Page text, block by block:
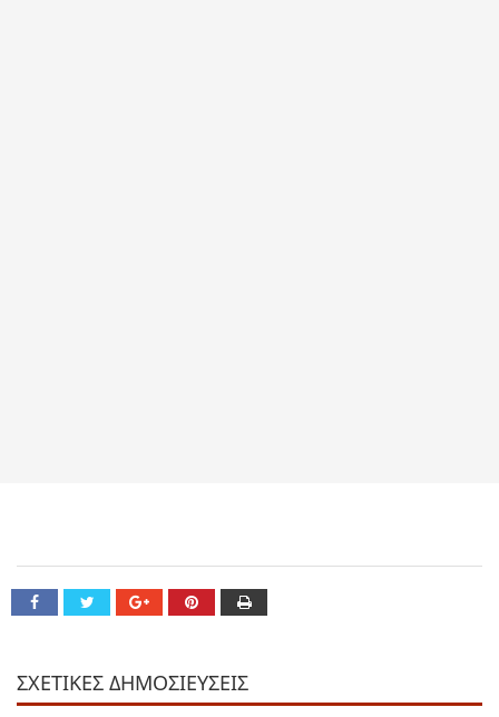
ΣΧΕΤΙΚΕΣ ΔΗΜΟΣΙΕΥΣΕΙΣ